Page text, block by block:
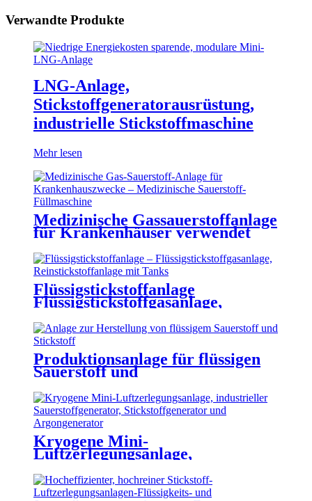
Verwandte Produkte
LNG-Anlage,
Stickstoffgeneratorausrüstung,
industrielle Stickstoffmaschine
Mehr lesen
Medizinische Gassauerstoffanlage
für Krankenhäuser verwendet
Sauerstofffüllmaschine
Flüssigstickstoffanlage
Flüssigstickstoffgasanlage,
Reinstickstoffanlage mit Tanks
Produktionsanlage für flüssigen
Sauerstoff und
Sauerstoff
Kryogene Mini-
Luftzerlegungsanlage,
industrieller Sauerstoffgenerator,
Stickstoffgenerator,
Argongenerator